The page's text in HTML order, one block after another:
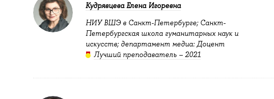
Кудрявцева Елена Игоревна
НИУ ВШЭ в Санкт-Петербурге; Санкт-
Петербургская школа гуманитарных наук и
искусств; департамент медиа: Доцент
Лучший преподаватель – 2021